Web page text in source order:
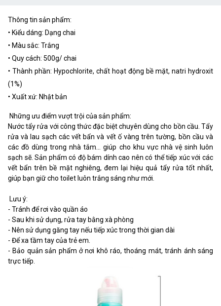
Thông tin sản phẩm:
• Kiểu dáng: Dạng chai
• Màu sắc: Trắng
• Quy cách: 500g/ chai
• Thành phần: Hypochlorite, chất hoạt động bề mặt, natri hydroxit
(1%)
• Xuất xứ: Nhật bản
Những ưu điểm vượt trội của sản phẩm:
Nước tẩy rửa với công thức đặc biệt chuyên dùng cho bồn cầu. Tẩy
rửa và lau sạch các vết bẩn và vết ố vàng trên tường, bồn cầu và
các đồ dùng trong nhà tắm... giúp cho khu vực nhà vệ sinh luôn
sạch sẽ. Sản phẩm có độ bám dính cao nên có thể tiếp xúc với các
vết bẩn trên bề mặt nghiêng, đem lại hiệu quả tẩy rửa tốt nhất,
giúp bạn giữ cho toilet luôn trắng sáng như mới.
Lưu ý:
- Tránh để rơi vào quần áo
- Sau khi sử dụng, rửa tay bằng xà phòng
- Nên sử dụng găng tay nếu tiếp xúc trong thời gian dài
- Để xa tầm tay của trẻ em.
- Bảo quản sản phẩm ở nơi khô ráo, thoáng mát, tránh ánh sáng
trực tiếp.